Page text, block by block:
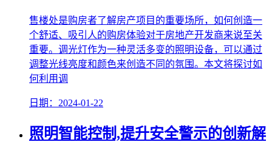
售楼处是购房者了解房产项目的重要场所，如何创造一
个舒适、吸引人的购房体验对于房地产开发商来说至关
重要。调光灯作为一种灵活多变的照明设备，可以通过
调整光线亮度和颜色来创造不同的氛围。本文将探讨如
何利用调
日期：2024-01-22
照明智能控制,提升安全警示的创新解